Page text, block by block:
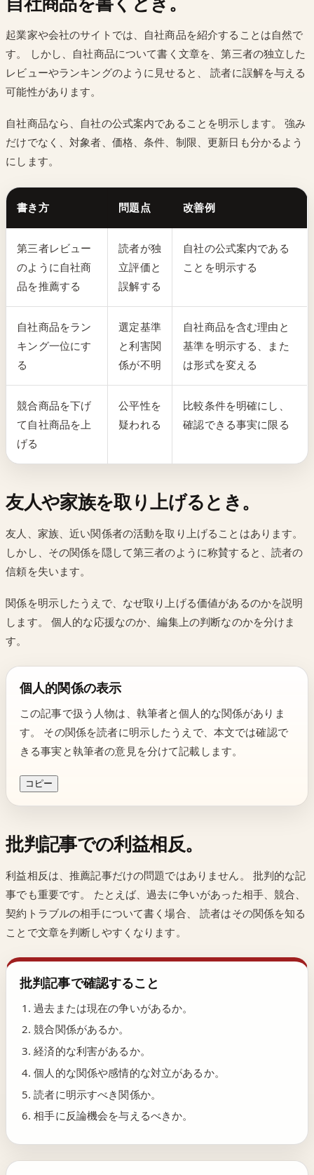
起業家や会社のサイトでは、自社商品を紹介することは自然で
す。 しかし、自社商品について書く文章を、第三者の独立した
レビューやランキングのように見せると、 読者に誤解を与える
可能性があります。
自社商品なら、自社の公式案内であることを明示します。 強み
だけでなく、対象者、価格、条件、制限、更新日も分かるよう
にします。
書き方 問題点 改善例
第三者レビュー
のように自社商
品を推薦する
読者が独
立評価と
誤解する
自社の公式案内である
ことを明示する
自社商品をラン
キング一位にす
る
選定基準
と利害関
係が不明
自社商品を含む理由と
基準を明示する、また
は形式を変える
競合商品を下げ
て自社商品を上
げる
公平性を
疑われる
比較条件を明確にし、
確認できる事実に限る
友人や家族を取り上げるとき。
友人、家族、近い関係者の活動を取り上げることはあります。
しかし、その関係を隠して第三者のように称賛すると、読者の
信頼を失います。
関係を明示したうえで、なぜ取り上げる価値があるのかを説明
します。 個人的な応援なのか、編集上の判断なのかを分けま
す。
個人的関係の表示
この記事で扱う人物は、執筆者と個人的な関係がありま
す。 その関係を読者に明示したうえで、本文では確認で
きる事実と執筆者の意見を分けて記載します。
コピー
批判記事での利益相反。
利益相反は、推薦記事だけの問題ではありません。 批判的な記
事でも重要です。 たとえば、過去に争いがあった相手、競合、
契約トラブルの相手について書く場合、 読者はその関係を知る
ことで文章を判断しやすくなります。
批判記事で確認すること
過去または現在の争いがあるか。
競合関係があるか。
経済的な利害があるか。
個人的な関係や感情的な対立があるか。
読者に明示すべき関係か。
相手に反論機会を与えるべきか。